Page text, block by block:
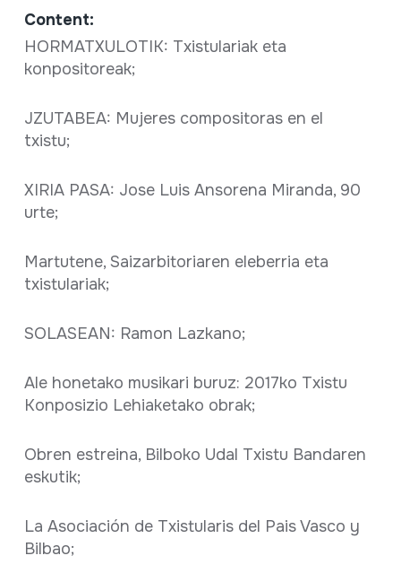
Content:
HORMATXULOTIK: Txistulariak eta
konpositoreak;
JZUTABEA: Mujeres compositoras en el
txistu;
XIRIA PASA: Jose Luis Ansorena Miranda, 90
urte;
Martutene, Saizarbitoriaren eleberria eta
txistulariak;
SOLASEAN: Ramon Lazkano;
Ale honetako musikari buruz: 2017ko Txistu
Konposizio Lehiaketako obrak;
Obren estreina, Bilboko Udal Txistu Bandaren
eskutik;
La Asociación de Txistularis del Pais Vasco y
Bilbao;